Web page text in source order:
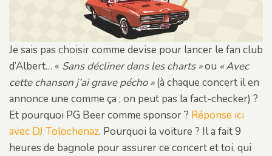
Je sais pas choisir comme devise pour lancer le fan club
d’Albert… « Sans décliner dans les charts »ou « Avec
cette chanson j’ai grave pécho »(à chaque concert il en
annonce une comme ça ; on peut pas la fact-checker) ?
Et pourquoi PG Beer comme sponsor ? Réponse ici
avec DJ Tolochenaz. Pourquoi la voiture ? Il a fait 9
heures de bagnole pour assurer ce concert et toi, qui